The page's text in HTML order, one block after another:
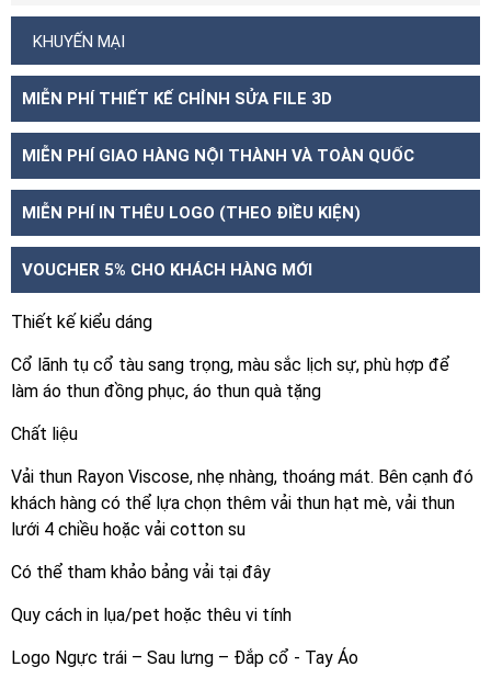
KHUYẾN MẠI
MIỄN PHÍ THIẾT KẾ CHỈNH SỬA FILE 3D
MIỄN PHÍ GIAO HÀNG NỘI THÀNH VÀ TOÀN QUỐC
MIỄN PHÍ IN THÊU LOGO (THEO ĐIỀU KIỆN)
VOUCHER 5% CHO KHÁCH HÀNG MỚI
Thiết kế kiểu dáng
Cổ lãnh tụ cổ tàu sang trọng, màu sắc lịch sự, phù hợp để
làm áo thun đồng phục, áo thun quà tặng
Chất liệu
Vải thun Rayon Viscose, nhẹ nhàng, thoáng mát. Bên cạnh đó
khách hàng có thể lựa chọn thêm vải thun hạt mè, vải thun
lưới 4 chiều hoặc vải cotton su
Có thể tham khảo bảng vải tại đây
Quy cách in lụa/pet hoặc thêu vi tính
Logo Ngực trái – Sau lưng – Đắp cổ - Tay Áo